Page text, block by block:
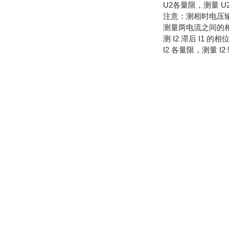
U2各量限，测量
注意：测相时电压
测量两电流之间的
测 I2 滞后 I1 的相
I2 各量限，测量 I2